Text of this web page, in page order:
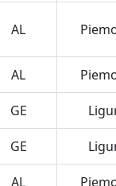
AL
AL
GE
GE
AL